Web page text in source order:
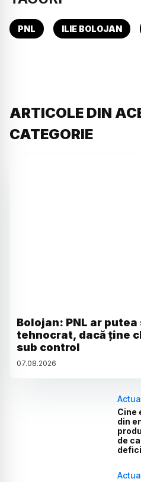
PNL ILIE BOLOJAN
ARTICOLE DIN
CATEGORIE
Bolojan: PNL ar
tehnocrat, dacă ține
sub control
07.08.2026
Cine
din
de